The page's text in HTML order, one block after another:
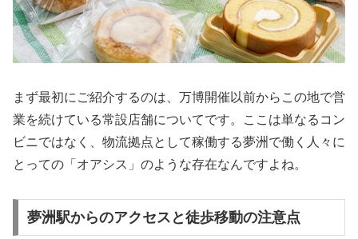
まず最初にご紹介するのは、万博開催以前からこの地で営
業を続けている常設店舗についてです。ここは単なるコン
ビニではなく、物流拠点として稼働する夢洲で働く人々に
とっての「オアシス」のような存在なんですよね。
夢洲駅からのアクセスと徒歩移動の注意点